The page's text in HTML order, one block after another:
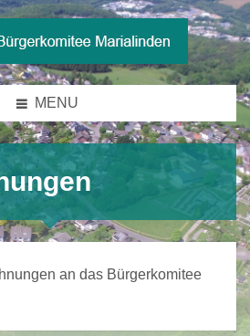
MENU
an das Bürgerkomitee